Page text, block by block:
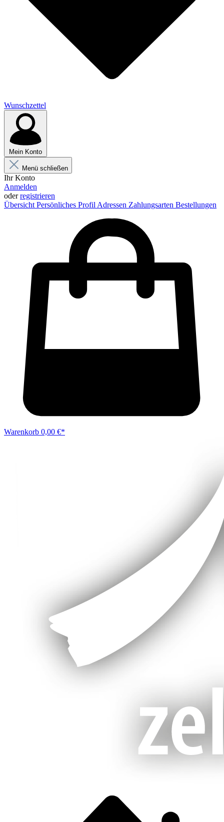
Wunschzettel
Mein Konto
Menü schließen
Ihr Konto
Anmelden
oderregistrieren
Übersicht Persönliches Profil Adressen Zahlungsarten Bestellungen
Warenkorb 0,00 €*